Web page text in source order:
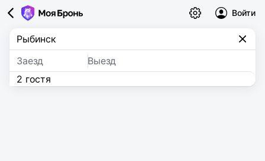
Заезд
Выезд
2 гостя
Войти